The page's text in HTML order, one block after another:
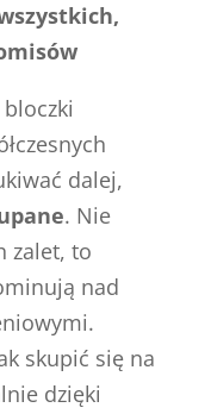
dalej,
. Nie
zalet, to
nad
skupić się na
dzięki